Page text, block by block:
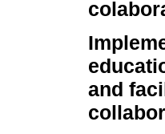
and